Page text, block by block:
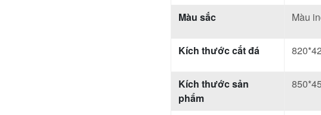
Màu sắc
Màu
Kích thước cắt đá
Kích thước sản
phẩm